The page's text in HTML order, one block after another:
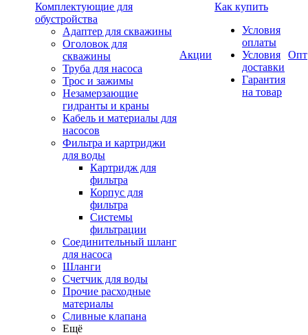
Комплектующие для
обустройства
Адаптер для скважины
Оголовок для
скважины
Труба для насоса
Трос и зажимы
Незамерзающие
гидранты и краны
Кабель и материалы для
насосов
Фильтра и картриджи
для воды
Картридж для
фильтра
Корпус для
фильтра
Системы
фильтрации
Соединительный шланг
для насоса
Шланги
Счетчик для воды
Прочие расходные
материалы
Сливные клапана
Ещё
Акции
Как купить
Условия
оплаты
Условия
доставки
Гарантия
на товар
Опт